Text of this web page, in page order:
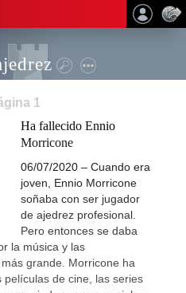
1
Ha fallecido Ennio
Morricone
06/07/2020 – Cuando era
joven, Ennio Morricone
soñaba con ser jugador
de ajedrez profesional.
Pero entonces se daba
la música y las
grande. Morricone ha
de cine, las series